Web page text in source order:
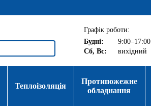
Графік роботи:
Будні:
9:00–17:00
Сб, Вс:
вихідний
Теплоізоляція
Протипожежне
обладнання